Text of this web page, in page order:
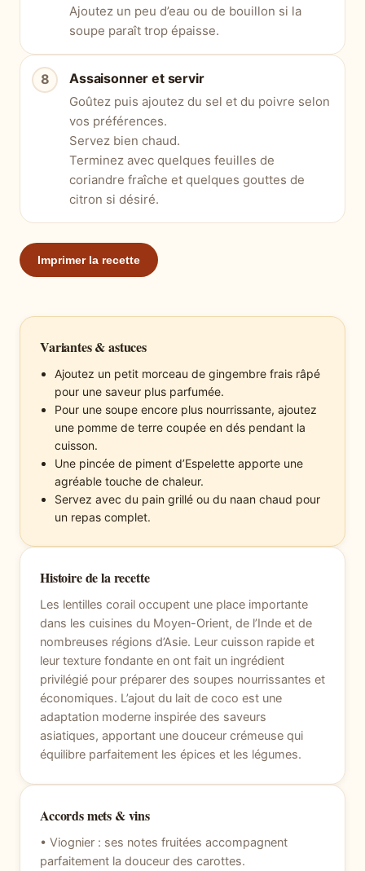
Ajoutez un peu d’eau ou de bouillon si la
soupe paraît trop épaisse.
Assaisonner et servir
Goûtez puis ajoutez du sel et du poivre selon
vos préférences.
Servez bien chaud.
Terminez avec quelques feuilles de
coriandre fraîche et quelques gouttes de
citron si désiré.
Imprimer la recette
Variantes & astuces
Ajoutez un petit morceau de gingembre frais râpé
pour une saveur plus parfumée.
Pour une soupe encore plus nourrissante, ajoutez
une pomme de terre coupée en dés pendant la
cuisson.
Une pincée de piment d’Espelette apporte une
agréable touche de chaleur.
Servez avec du pain grillé ou du naan chaud pour
un repas complet.
Histoire de la recette
Les lentilles corail occupent une place importante
dans les cuisines du Moyen-Orient, de l’Inde et de
nombreuses régions d’Asie. Leur cuisson rapide et
leur texture fondante en ont fait un ingrédient
privilégié pour préparer des soupes nourrissantes et
économiques. L’ajout du lait de coco est une
adaptation moderne inspirée des saveurs
asiatiques, apportant une douceur crémeuse qui
équilibre parfaitement les épices et les légumes.
Accords mets & vins
• Viognier : ses notes fruitées accompagnent
parfaitement la douceur des carottes.